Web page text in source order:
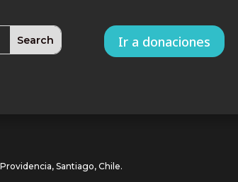
Ir a donaciones
Santiago, Chile.